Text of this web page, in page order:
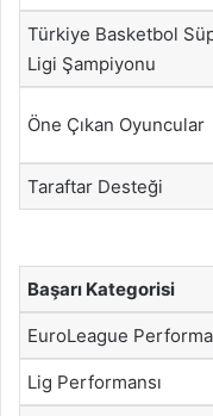
Türkiye Basketbol
Ligi Şampiyonu
Öne Çıkan Oyuncular
Taraftar Desteği
Başarı Kategorisi
EuroLeague
Lig Performansı